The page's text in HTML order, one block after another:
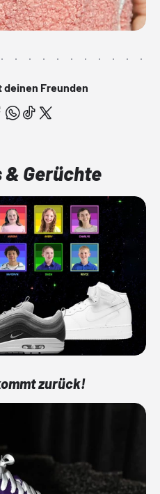
deinen Freunden
& Gerüchte
zurück!